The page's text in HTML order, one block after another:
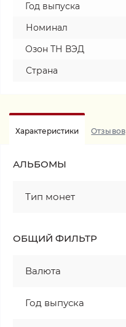
Год выпуска
Номинал
Озон ТН ВЭД
Страна
Характеристики Отзывов
АЛЬБОМЫ
Тип монет
ОБЩИЙ ФИЛЬТР
Валюта
Год выпуска